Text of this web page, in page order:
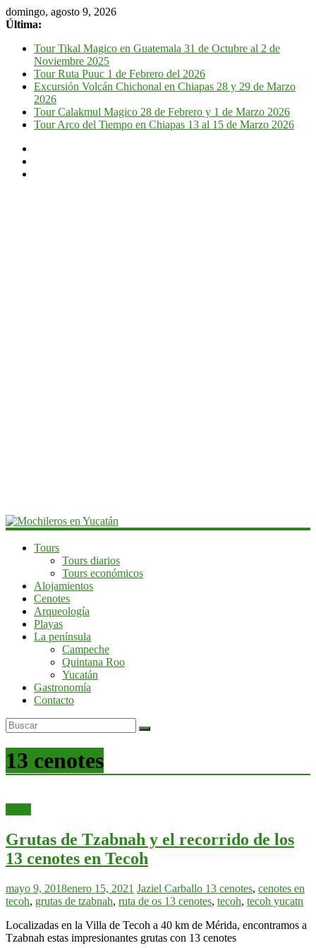
domingo, agosto 9, 2026
Última:
Tour Tikal Magico en Guatemala 31 de Octubre al 2 de
Noviembre 2025
Tour Ruta Puuc 1 de Febrero del 2026
Excursión Volcán Chichonal en Chiapas 28 y 29 de Marzo
2026
Tour Calakmul Magico 28 de Febrero y 1 de Marzo 2026
Tour Arco del Tiempo en Chiapas 13 al 15 de Marzo 2026
Mochileros
Yucatán
Yucatán
Tours
Tours diarios
Tours económicos
Alojamientos
Cenotes
Arqueología
Playas
La península
Campeche
Quintana Roo
Yucatán
Gastronomía
Contacto
13 cenotes
Grutas de Tzabnah y el recorrido de los
13 cenotes en Tecoh
mayo 9, 2018enero 15, 2021 Jaziel Carballo 13 cenotes, cenotes en
tecoh, grutas de tzabnah, ruta de os 13 cenotes, tecoh, tecoh yucatn
Localizadas en la Villa de Tecoh a 40 km de Mérida, encontramos a
Tzabnah estas impresionantes grutas con 13 cenotes